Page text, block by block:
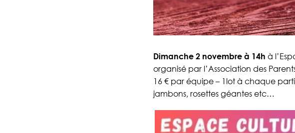
Dimanche 2 novembre à 14h à
organisé par l’Association des
16 € par équipe – 1lot à chaque
jambons, rosettes géantes etc…